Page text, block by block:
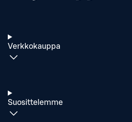
Verkkokauppa
Suosittelemme